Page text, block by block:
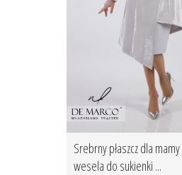
Srebrny płaszcz dla mamy
wesela do sukienki ...